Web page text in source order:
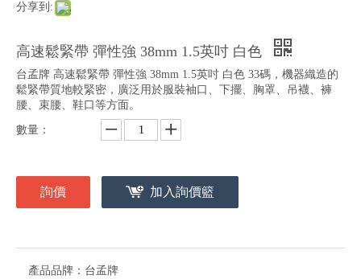
分享到:
高速鬆緊帶 彈性強 38mm 1.5英吋 白色
台孟牌 高速鬆緊帶 彈性強 38mm 1.5英吋 白色 33碼，機器織造的
鬆緊帶質地較緊密，廣泛用於服裝袖口、下擺、胸罩、吊襪、褲
腰、束腰、鞋口等方面。
數量：
詢價 加入詢價籃
產品品牌： 台孟牌